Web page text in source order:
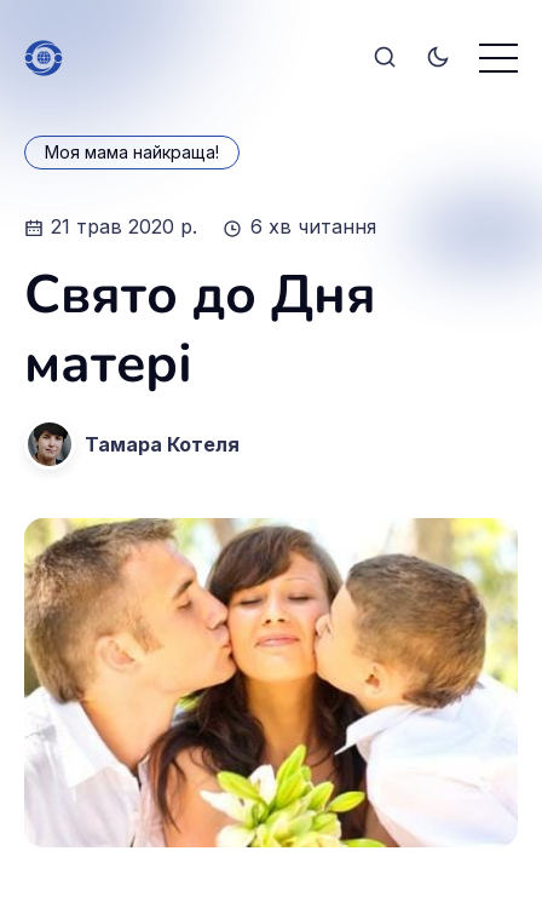
Моя мама найкраща!
21 трав 2020 р. 6 хв читання
Свято до Дня
матері
Тамара Котеля